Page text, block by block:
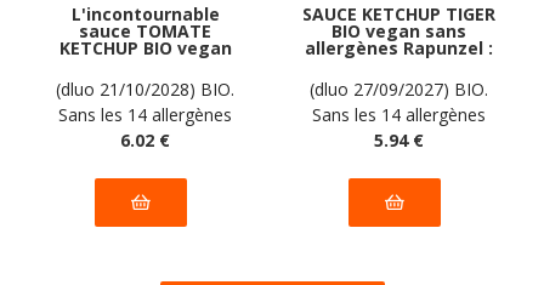
L'incontournable
sauce TOMATE
KETCHUP BIO vegan
sans allergènes
Rapunzel : 450
grammes
(dluo 21/10/2028) BIO.
Sans les 14 allergènes
majeurs
6.02 €
SAUCE KETCHUP TIGER
BIO vegan sans
allergènes Rapunzel :
450 grammes
(dluo 27/09/2027) BIO.
Sans les 14 allergènes
majeurs
5.94 €